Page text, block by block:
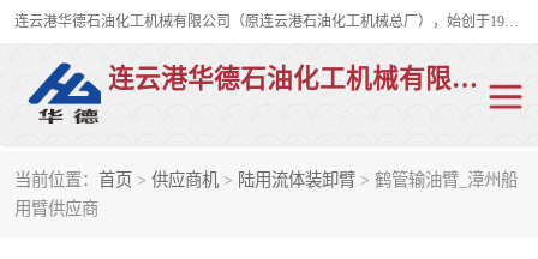
连云港华德石油化工机械有限公司（原连云港石油化工机械总厂），始创于1982年，是从事码头船用流体装卸臂、陆用流体装卸臂（鹤管）、活动梯、钢构平台、定量装车系统等全系列流体装卸设备的设计、制造、销售以及服务的专业供应商。
连云港华德石油化工机械有限公司
当前位置： 首页 > 供应商机 > 陆用流体装卸臂 > 鹤管输油臂_漳州船
用臂供应商
陆用流体装卸臂